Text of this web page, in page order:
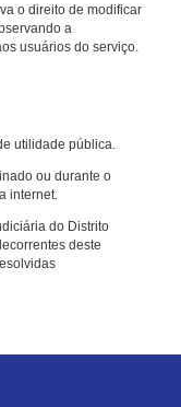
o direito de modificar
a
usuários do serviço.
utilidade pública.
ou durante o
internet.
do Distrito
deste